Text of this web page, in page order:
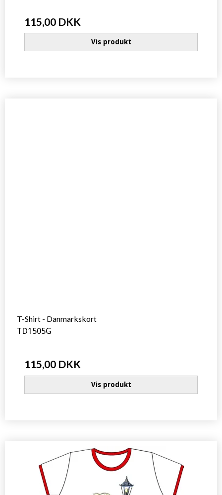
115,00 DKK
Vis produkt
T-Shirt - Danmarkskort
TD1505G
115,00 DKK
Vis produkt